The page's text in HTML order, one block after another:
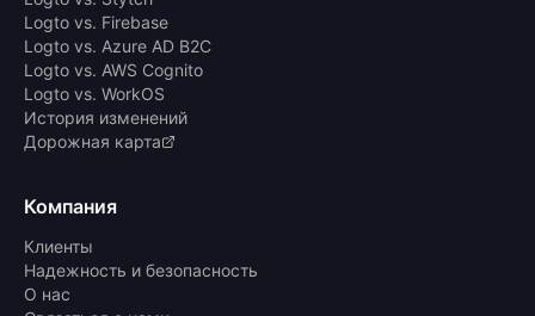
Logto vs. Firebase
Logto vs. Azure AD B2C
Logto vs. AWS Cognito
Logto vs. WorkOS
История изменений
Дорожная карта
Компания
Клиенты
Надежность и безопасность
О нас